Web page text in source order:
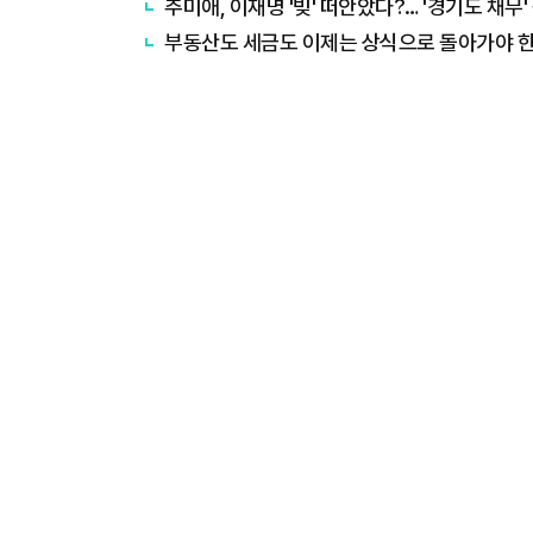
추미애, 이재명 '빚' 떠안았다?… '경기도 채무'
부동산도 세금도 이제는 상식으로 돌아가야